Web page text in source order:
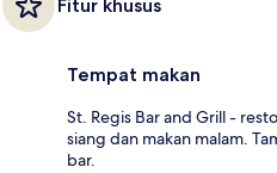
Fitur khusus
Tempat makan
St. Regis Bar and Grill -
siang dan makan malam.
bar.